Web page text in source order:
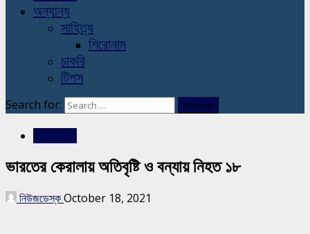
অন্যান্য
সাহিত্য
শিরোনাম
চাকরি
টিপস
Search for:
ভারতের কেরালায় অতিবৃষ্টি ও বন্যায় নিহত ১৮
নিউজডেস্কOctober 18, 2021